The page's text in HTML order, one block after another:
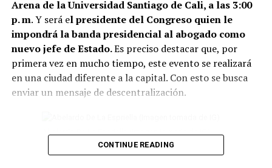
prendas pueden dificultar la sensación de renovación
del ambiente.
Lee también: Conoce todos los detalles de cómo
será la posesión presidencial de Abelardo de la
Espriella
Conservarlas puede significar perder vitalidad.
Arena de la Universidad Santiago de Cali, a las 3:00
p. m. Y será el presidente del Congreso quien le
impondrá la banda presidencial al abogado como
nuevo jefe de Estado.Es preciso destacar que, por
primera vez en mucho tiempo, este evento se realizará
en una ciudad diferente a la capital. Con esto se busca
enviar un mensaje de descentralización.
CONTINUE READING